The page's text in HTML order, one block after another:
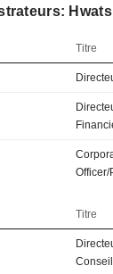
Titre
Officer/
Titre
Conseil